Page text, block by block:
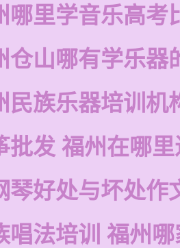
哪里学音乐高考
仓山哪有学乐器
民族乐器培训机
批发 福州在哪
琴好处与坏处作
唱法培训 福州